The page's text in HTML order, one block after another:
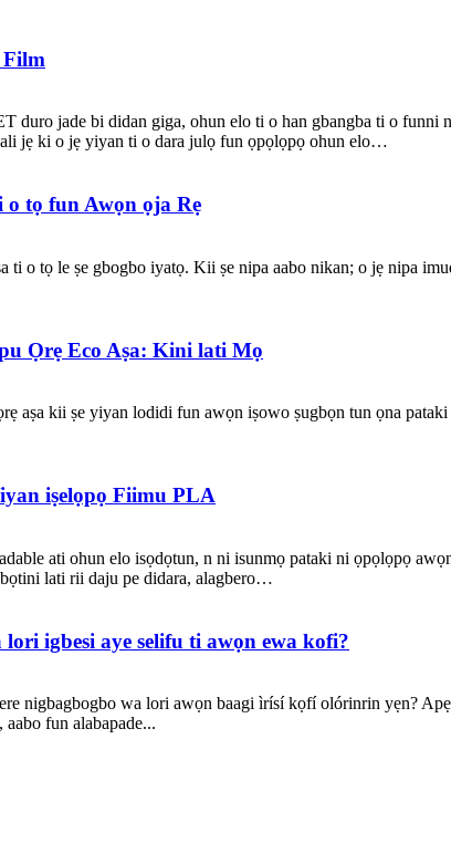
duro jade bi didan giga, ohun elo ti o han gbangba ti o
jẹ ki o jẹ yiyan ti o dara julọ fun ọpọlọpọ ohun elo…
o tọ fun Awọn ọja Rẹ
ti o tọ le ṣe gbogbo iyatọ. Kii ṣe nipa aabo nikan; o jẹ nipa
Ọrẹ Eco Aṣa: Kini lati Mọ
aṣa kii ṣe yiyan lodidi fun awọn iṣowo ṣugbọn tun ọna
iṣelọpọ Fiimu PLA
ati ohun elo isọdọtun, n ni isunmọ pataki ni ọpọlọpọ
lati rii daju pe didara, alagbero…
igbesi aye selifu ti awọn ewa kofi?
nigbagbogbo wa lori awọn baagi ìrísí kọfí olórinrin yẹn?
fun alabapade...